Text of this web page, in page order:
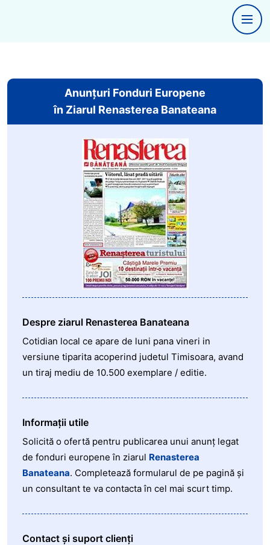
Anunțuri Fonduri Europene
în Ziarul Renasterea Banateana
Despre ziarul Renasterea Banateana
Cotidian local ce apare de luni pana vineri in
versiune tiparita acoperind judetul Timisoara, avand
un tiraj mediu de 10.500 exemplare / editie.
Informații utile
Solicită o ofertă pentru publicarea unui anunț legat
de fonduri europene în ziarul Renasterea
Banateana. Completează formularul de pe pagină și
un consultant te va contacta în cel mai scurt timp.
Contact și suport clienți